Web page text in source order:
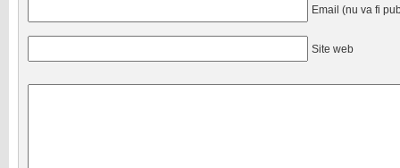
Email (nu va fi
Site web